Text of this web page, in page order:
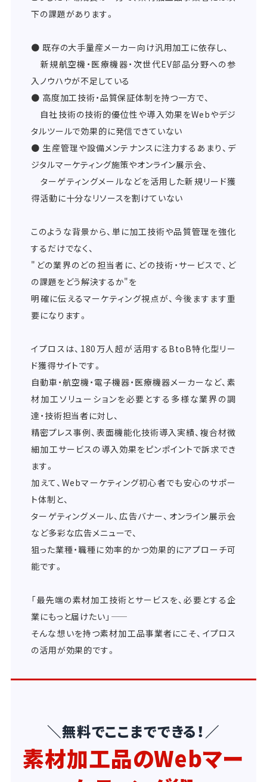
下の課題があります。
● 既存の大手量産メーカー向け汎用加工に依存し、
新規航空機・医療機器・次世代EV部品分野への参
入ノウハウが不足している
● 高度加工技術・品質保証体制を持つ一方で、
自社技術の技術的優位性や導入効果をWebやデジ
タルツールで効果的に発信できていない
● 生産管理や設備メンテナンスに注力するあまり、デ
ジタルマーケティング施策やオンライン展示会、
ターゲティングメールなどを活用した新規リード獲
得活動に十分なリソースを割けていない
このような背景から、単に加工技術や品質管理を強化
するだけでなく、
"どの業界のどの担当者に、どの技術・サービスで、ど
の課題をどう解決するか"を
明確に伝えるマーケティング視点が、今後ますます重
要になります。
イプロスは、180万人超が活用するBtoB特化型リー
ド獲得サイトです。
自動車・航空機・電子機器・医療機器メーカーなど、素
材加工ソリューションを必要とする多様な業界の調
達・技術担当者に対し、
精密プレス事例、表面機能化技術導入実績、複合材微
細加工サービスの導入効果をピンポイントで訴求でき
ます。
加えて、Webマーケティング初心者でも安心のサポー
ト体制と、
ターゲティングメール、広告バナー、オンライン展示会
など多彩な広告メニューで、
狙った業種・職種に効率的かつ効果的にアプローチ可
能です。
「最先端の素材加工技術とサービスを、必要とする企
業にもっと届けたい」――
そんな想いを持つ素材加工品事業者にこそ、イプロス
の活用が効果的です。
＼無料でここまでできる！／
素材加工品のWebマー